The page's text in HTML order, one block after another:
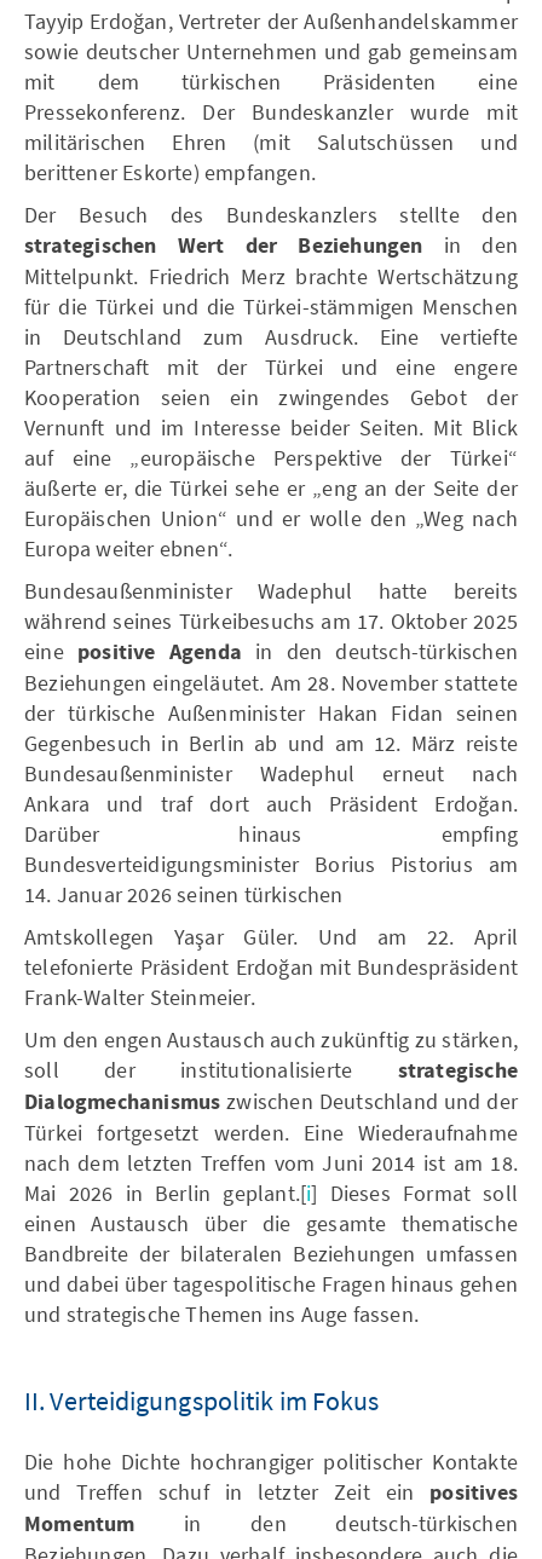
Tayyip Erdoğan, Vertreter der Außenhandelskammer
sowie deutscher Unternehmen und gab gemeinsam
mit dem türkischen Präsidenten eine
Pressekonferenz. Der Bundeskanzler wurde mit
militärischen Ehren (mit Salutschüssen und
berittener Eskorte) empfangen.
Der Besuch des Bundeskanzlers stellte den
strategischen Wert der Beziehungen in den
Mittelpunkt. Friedrich Merz brachte Wertschätzung
für die Türkei und die Türkei-stämmigen Menschen
in Deutschland zum Ausdruck. Eine vertiefte
Partnerschaft mit der Türkei und eine engere
Kooperation seien ein zwingendes Gebot der
Vernunft und im Interesse beider Seiten. Mit Blick
auf eine „europäische Perspektive der Türkei“
äußerte er, die Türkei sehe er „eng an der Seite der
Europäischen Union“ und er wolle den „Weg nach
Europa weiter ebnen“.
Bundesaußenminister Wadephul hatte bereits
während seines Türkeibesuchs am 17. Oktober 2025
eine positive Agenda in den deutsch-türkischen
Beziehungen eingeläutet. Am 28. November stattete
der türkische Außenminister Hakan Fidan seinen
Gegenbesuch in Berlin ab und am 12. März reiste
Bundesaußenminister Wadephul erneut nach
Ankara und traf dort auch Präsident Erdoğan.
Darüber hinaus empfing
Bundesverteidigungsminister Borius Pistorius am
14. Januar 2026 seinen türkischen
Amtskollegen Yaşar Güler. Und am 22. April
telefonierte Präsident Erdoğan mit Bundespräsident
Frank-Walter Steinmeier.
Um den engen Austausch auch zukünftig zu stärken,
soll der institutionalisierte strategische
Dialogmechanismuszwischen Deutschland und der
Türkei fortgesetzt werden. Eine Wiederaufnahme
nach dem letzten Treffen vom Juni 2014 ist am 18.
Mai 2026 in Berlin geplant.[i] Dieses Format soll
einen Austausch über die gesamte thematische
Bandbreite der bilateralen Beziehungen umfassen
und dabei über tagespolitische Fragen hinaus gehen
und strategische Themen ins Auge fassen.
II. Verteidigungspolitik im Fokus
Die hohe Dichte hochrangiger politischer Kontakte
und Treffen schuf in letzter Zeit ein positives
Momentum in den deutsch-türkischen